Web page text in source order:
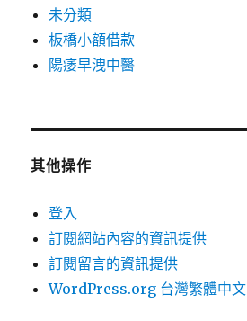
未分類
板橋小額借款
陽痿早洩中醫
其他操作
登入
訂閱網站內容的資訊提供
訂閱留言的資訊提供
WordPress.org 台灣繁體中文